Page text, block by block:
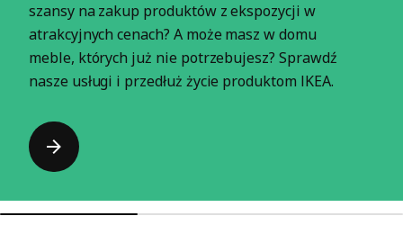
szansy na zakup produktów z ekspozycji w
atrakcyjnych cenach? A może masz w domu
meble, których już nie potrzebujesz? Sprawdź
nasze usługi i przedłuż życie produktom IKEA.